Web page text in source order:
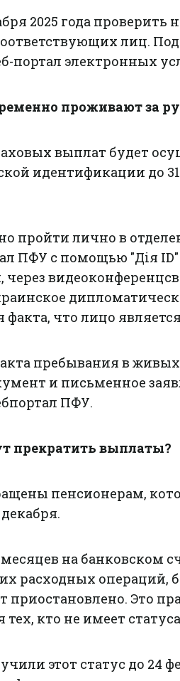
2025 года проверить
лиц.
портал электронных
проживают за
выплат будет
идентификации до
пройти лично в
ПФУ с помощью "Дія
через
факта, что лицо
пребывания в
и письменное
ПФУ.
прекратить выплаты?
пенсионерам,
на банковском
расходных операций,
приостановлено. Это
кто не имеет
этот статус до 24